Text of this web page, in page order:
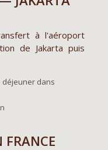
à l'aéroport
de Jakarta puis
déjeuner dans
FRANCE